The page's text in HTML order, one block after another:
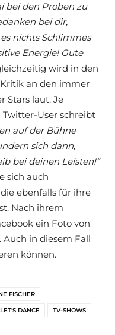
bei den Proben zu
bei dir,
nichts Schlimmes
Energie! Gute
wird in den
an den immer
Stars laut. Je
Twitter-User schreibt
auf der Bühne
sich dann,
bei deinen Leisten!“
sich auch
die ebenfalls für ihre
Nach ihrem
ein Foto von
in diesem Fall
können.
FISCHER
LET'S DANCE TV-SHOWS